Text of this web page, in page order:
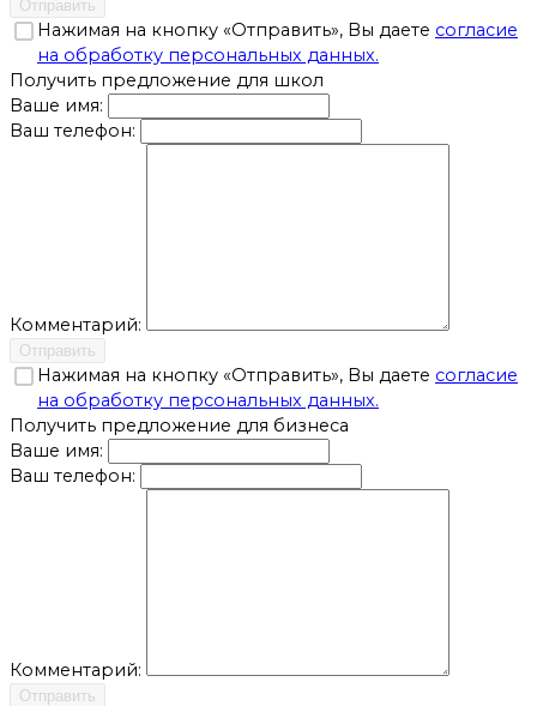
Отправить
Нажимая на кнопку «Отправить», Вы даете согласие
на обработку персональных данных.
Получить предложение для школ
Ваше имя:
Ваш телефон:
Комментарий:
Отправить
Нажимая на кнопку «Отправить», Вы даете согласие
на обработку персональных данных.
Получить предложение для бизнеса
Ваше имя:
Ваш телефон:
Комментарий:
Отправить